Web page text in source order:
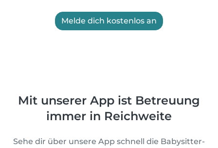
Melde dich kostenlos an
Mit unserer App ist Betreuung
immer in Reichweite
Sehe dir über unsere App schnell die Babysitter-